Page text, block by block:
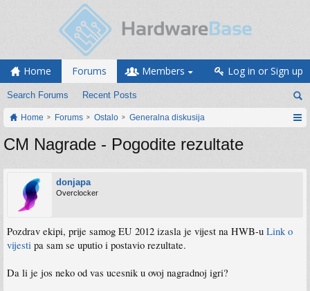
Home Forums
Search Forums Recent Posts
Members Log in or Sign up
Home Forums Ostalo Generalna diskusija
CM Nagrade - Pogodite rezultate
donjapa
Overclocker
Pozdrav ekipi, prije samog EU 2012 izasla je vijest na HWB-u Link o
vijesti pa sam se uputio i postavio rezultate.
Da li je jos neko od vas ucesnik u ovoj nagradnoj igri?